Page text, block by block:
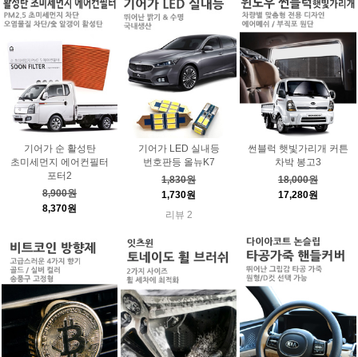
기어가 순 활성탄
초미세먼지 에어컨필터
포터2
8,900원
8,370원
기어가 LED 실내등
번호판등 올뉴K7
1,830원
1,730원
리뷰 2
썬블럭 햇빛가리개 커튼
차박 봉고3
18,000원
17,280원